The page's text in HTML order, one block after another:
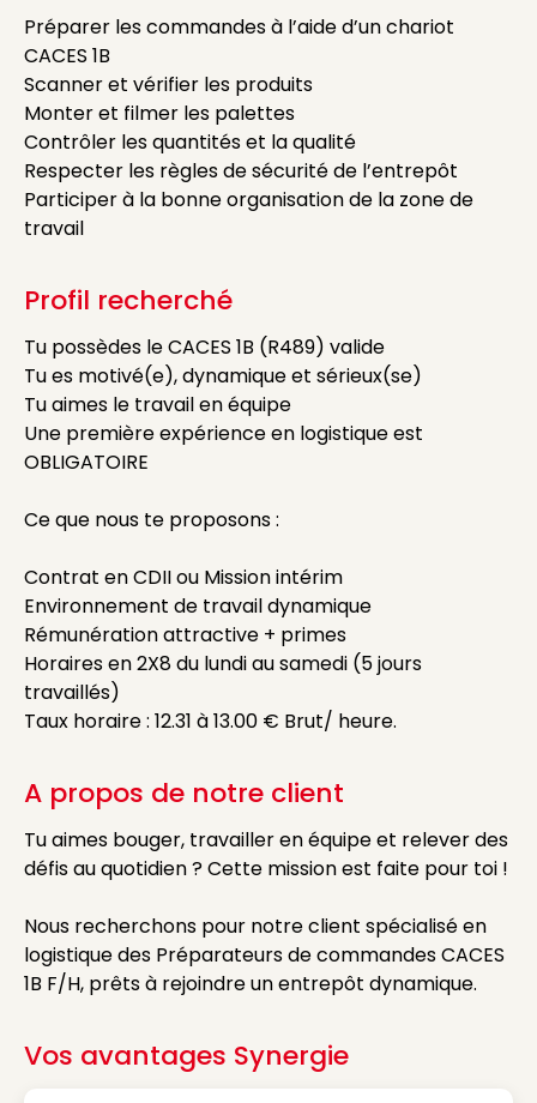
Préparer les commandes à l’aide d’un chariot
CACES 1B
Scanner et vérifier les produits
Monter et filmer les palettes
Contrôler les quantités et la qualité
Respecter les règles de sécurité de l’entrepôt
Participer à la bonne organisation de la zone de
travail
Profil recherché
Tu possèdes le CACES 1B (R489) valide
Tu es motivé(e), dynamique et sérieux(se)
Tu aimes le travail en équipe
Une première expérience en logistique est
OBLIGATOIRE
Ce que nous te proposons :
Contrat en CDII ou Mission intérim
Environnement de travail dynamique
Rémunération attractive + primes
Horaires en 2X8 du lundi au samedi (5 jours
travaillés)
Taux horaire : 12.31 à 13.00 € Brut/ heure.
A propos de notre client
Tu aimes bouger, travailler en équipe et relever des
défis au quotidien ? Cette mission est faite pour toi !
Nous recherchons pour notre client spécialisé en
logistique des Préparateurs de commandes CACES
1B F/H, prêts à rejoindre un entrepôt dynamique.
Vos avantages Synergie